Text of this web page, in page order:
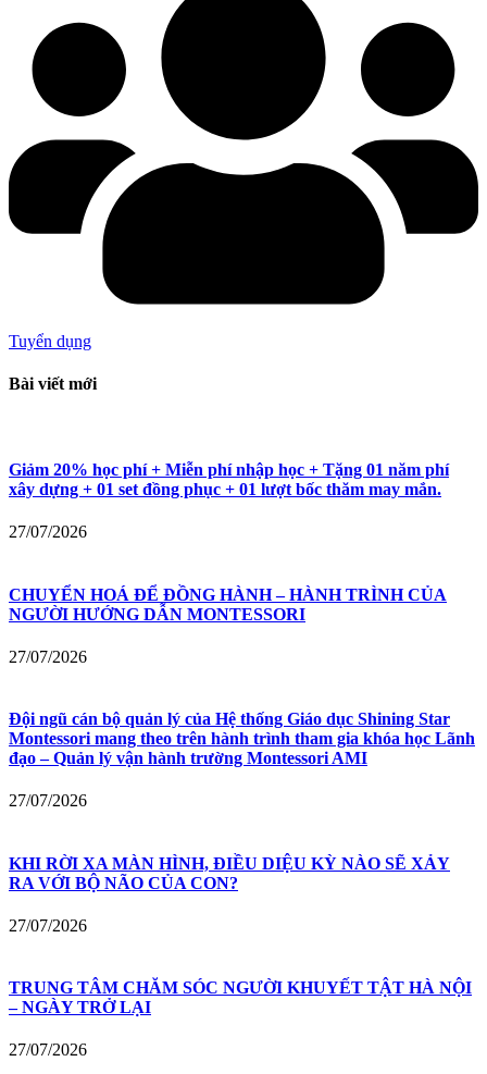
Tuyển dụng
Bài viết mới
Giảm 20% học phí + Miễn phí nhập học + Tặng 01 năm phí
xây dựng + 01 set đồng phục + 01 lượt bốc thăm may mắn.
27/07/2026
CHUYỂN HOÁ ĐỂ ĐỒNG HÀNH – HÀNH TRÌNH CỦA
NGƯỜI HƯỚNG DẪN MONTESSORI
27/07/2026
Đội ngũ cán bộ quản lý của Hệ thống Giáo dục Shining Star
Montessori mang theo trên hành trình tham gia khóa học Lãnh
đạo – Quản lý vận hành trường Montessori AMI
27/07/2026
KHI RỜI XA MÀN HÌNH, ĐIỀU DIỆU KỲ NÀO SẼ XẢY
RA VỚI BỘ NÃO CỦA CON?
27/07/2026
TRUNG TÂM CHĂM SÓC NGƯỜI KHUYẾT TẬT HÀ NỘI
– NGÀY TRỞ LẠI
27/07/2026